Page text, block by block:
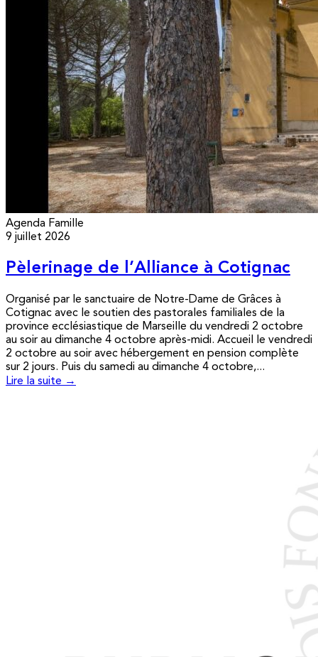
Agenda Famille
9 juillet 2026
Pèlerinage de l’Alliance à Cotignac
Organisé par le sanctuaire de Notre-Dame de Grâces à
Cotignac avec le soutien des pastorales familiales de la
province ecclésiastique de Marseille du vendredi 2 octobre
au soir au dimanche 4 octobre après-midi. Accueil le vendredi
2 octobre au soir avec hébergement en pension complète
sur 2 jours. Puis du samedi au dimanche 4 octobre,...
Lire la suite →